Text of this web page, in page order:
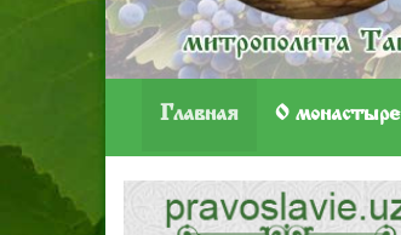
Главная O монастыре